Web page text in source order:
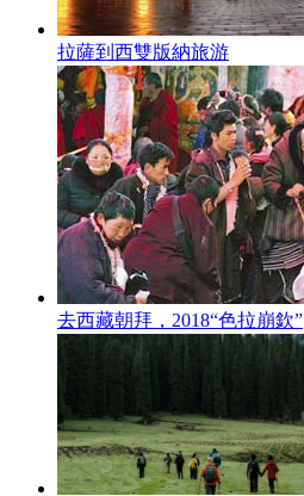
拉薩到西雙版納旅游
去西藏朝拜，2018“色拉崩欽”